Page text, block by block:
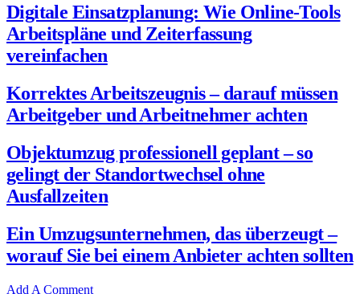
Digitale Einsatzplanung: Wie Online-Tools
Arbeitspläne und Zeiterfassung
vereinfachen
Korrektes Arbeitszeugnis – darauf müssen
Arbeitgeber und Arbeitnehmer achten
Objektumzug professionell geplant – so
gelingt der Standortwechsel ohne
Ausfallzeiten
Ein Umzugsunternehmen, das überzeugt –
worauf Sie bei einem Anbieter achten sollten
Add A Comment